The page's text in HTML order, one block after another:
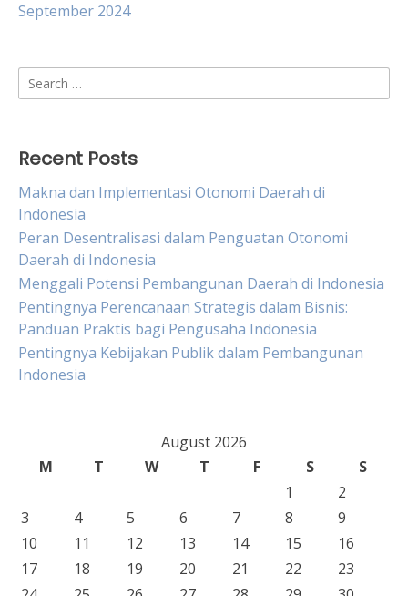
September 2024
Search
for:
Recent Posts
Makna dan Implementasi Otonomi Daerah di
Indonesia
Peran Desentralisasi dalam Penguatan Otonomi
Daerah di Indonesia
Menggali Potensi Pembangunan Daerah di Indonesia
Pentingnya Perencanaan Strategis dalam Bisnis:
Panduan Praktis bagi Pengusaha Indonesia
Pentingnya Kebijakan Publik dalam Pembangunan
Indonesia
August 2026
M
T W T F S
S
1
2
3
4 5 6 7 8
9
10
11 12 13 14 15
16
17
18 19 20 21 22
23